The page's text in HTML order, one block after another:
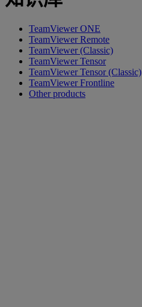
TeamViewer ONE
TeamViewer Remote
TeamViewer (Classic)
TeamViewer Tensor
TeamViewer Tensor (Classic)
TeamViewer Frontline
Other products